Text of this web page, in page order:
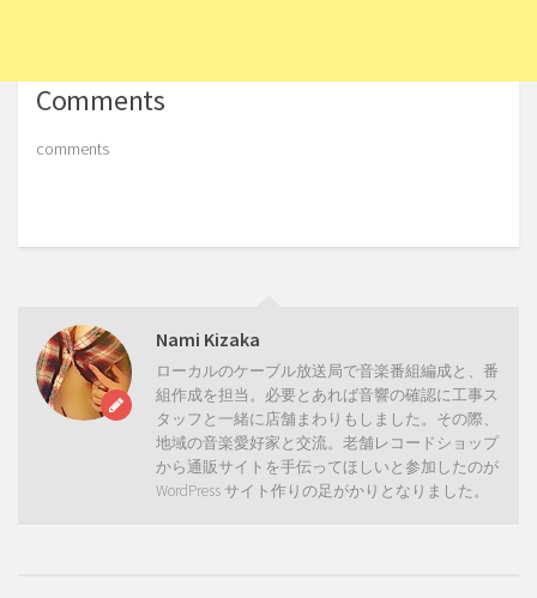
Comments
comments
Nami Kizaka
ローカルのケーブル放送局で音楽番組編成と、番
組作成を担当。必要とあれば音響の確認に工事ス
タッフと一緒に店舗まわりもしました。その際、
地域の音楽愛好家と交流。老舗レコードショップ
から通販サイトを手伝ってほしいと参加したのが
WordPress サイト作りの足がかりとなりました。